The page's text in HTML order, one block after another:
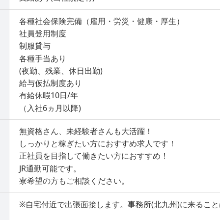
各種社会保険完備（雇用・労災・健康・厚生）
社員登用制度
制服貸与
各種手当あり
(夜勤、残業、休日出勤)
給与仮払制度あり
有給休暇10日/年
（入社6ヵ月以降)
無資格さん、未経験者さんも大活躍！
しっかりと稼ぎたい方におすすめ求人です！
正社員を目指して働きたい方におすすめ！
JR通勤可能です。
寮希望の方もご相談ください。
※自宅付近で出張面接します。事務所(北九州)に来ること